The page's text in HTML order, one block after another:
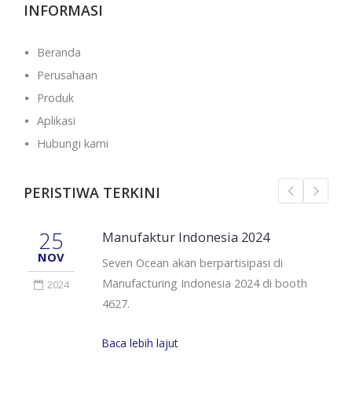
INFORMASI
Beranda
Perusahaan
Produk
Aplikasi
Hubungi kami
PERISTIWA TERKINI
25
NOV
2024
Manufaktur Indonesia 2024
Seven Ocean akan berpartisipasi di
Manufacturing Indonesia 2024 di booth
4627.
Baca lebih lajut